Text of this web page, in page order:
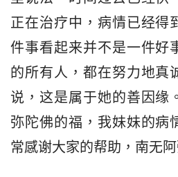
正在治疗中，病情已经得
件事看起来并不是一件好
的所有人，都在努力地真
说，这是属于她的善因缘
弥陀佛的福，我妹妹的病
常感谢大家的帮助，南无阿